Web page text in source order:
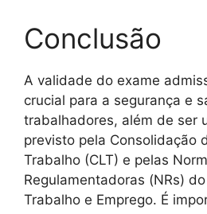
Conclusão
A validade do exame
crucial para a segurança e
trabalhadores, além de ser
previsto pela Consolidação
Trabalho (CLT) e pelas
Regulamentadoras (NRs)
Trabalho e Emprego. É